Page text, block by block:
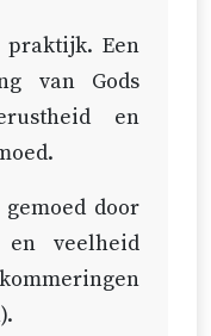
Een
van Gods
en
door
en veelheid
).